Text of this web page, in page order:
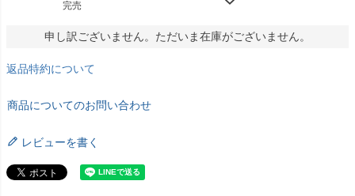
完売
申し訳ございません。ただいま在庫がございません。
返品特約について
商品についてのお問い合わせ
レビューを書く